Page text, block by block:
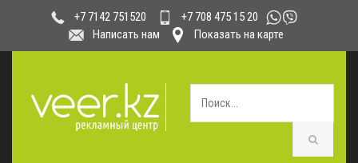
+7 7142 751520
+7 708 475 15 20
Написать нам
Показать на карте